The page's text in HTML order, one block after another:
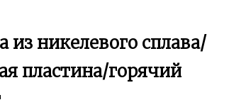
из никелевого сплава/
пластина/горячий